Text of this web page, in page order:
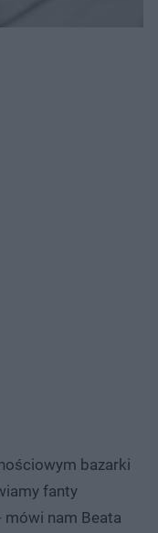
bazarki
fanty
nam Beata